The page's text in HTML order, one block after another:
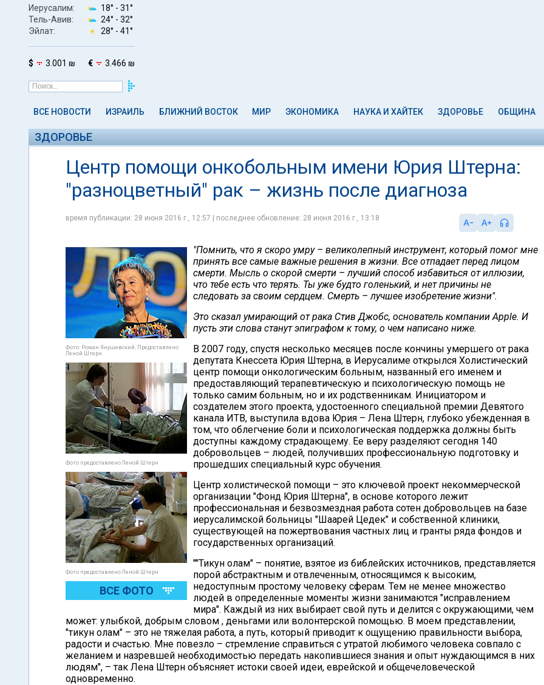
Иерусалим: 18° - 31°
Тель-Авив:
24° - 32°
Эйлат:
28° - 41°
$ 3.001 ₪ € 3.466 ₪
ВСЕ НОВОСТИ ИЗРАИЛЬ БЛИЖНИЙ ВОСТОК МИР ЭКОНОМИКА НАУКА И ХАЙТЕК ЗДОРОВЬЕ ОБЩИНА
ЗДОРОВЬЕ
Центр помощи онкобольным имени Юрия Штерна:
"разноцветный" рак – жизнь после диагноза
время публикации: 28 июня 2016 г., 12:57 | последнее обновление: 28 июня 2016 г., 13:18
Фото: Роман Янушевский. Предоставлено
Леной Штерн
Фото предоставлено Леной Штерн
Фото предоставлено Леной Штерн
ВСЕ ФОТО
"Помнить, что я скоро умру – великолепный инструмент, который помог мне
принять все самые важные решения в жизни. Все отпадает перед лицом
смерти. Мысль о скорой смерти – лучший способ избавиться от иллюзии,
что тебе есть что терять. Ты уже будто голенький, и нет причины не
следовать за своим сердцем. Смерть – лучшее изобретение жизни".
Это сказал умирающий от рака Стив Джобс, основатель компании Apple. И
пусть эти слова станут эпиграфом к тому, о чем написано ниже.
В 2007 году, спустя несколько месяцев после кончины умершего от рака
депутата Кнессета Юрия Штерна, в Иерусалиме открылся Холистический
центр помощи онкологическим больным, названный его именем и
предоставляющий терапевтическую и психологическую помощь не
только самим больным, но и их родственникам. Инициатором и
создателем этого проекта, удостоенного специальной премии Девятого
канала ИТВ, выступила вдова Юрия – Лена Штерн, глубоко убежденная в
том, что облегчение боли и психологическая поддержка должны быть
доступны каждому страдающему. Ее веру разделяют сегодня 140
добровольцев – людей, получивших профессиональную подготовку и
прошедших специальный курс обучения.
Центр холистической помощи – это ключевой проект некоммерческой
организации "Фонд Юрия Штерна", в основе которого лежит
профессиональная и безвозмездная работа сотен добровольцев на базе
иерусалимской больницы "Шаарей Цедек" и собственной клиники,
существующей на пожертвования частных лиц и гранты ряда фондов и
государственных организаций.
""Тикун олам" – понятие, взятое из библейских источников, представляется
порой абстрактным и отвлеченным, относящимся к высоким,
недоступным простому человеку сферам. Тем не менее множество
людей в определенные моменты жизни занимаются "исправлением
мира". Каждый из них выбирает свой путь и делится с окружающими, чем
может: улыбкой, добрым словом , деньгами или волонтерской помощью. В моем представлении,
"тикун олам" – это не тяжелая работа, а путь, который приводит к ощущению правильности выбора,
радости и счастью. Мне повезло – стремление справиться с утратой любимого человека совпало с
желанием и назревшей необходимостью передать накопившиеся знания и опыт нуждающимся в них
людям", – так Лена Штерн объясняет истоки своей идеи, еврейской и общечеловеческой
одновременно.